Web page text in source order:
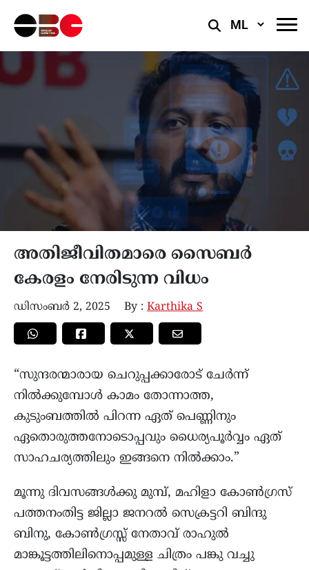
Select
അതിജീവിതമാരെ സൈബർ
കേരളം നേരിടുന്ന വിധം
ഡിസംബർ 2, 2025 By : Karthika S
“സുന്ദരന്മാരായ ചെറുപ്പക്കാരോട് ചേർന്ന്
നിൽക്കുമ്പോൾ കാമം തോന്നാത്ത,
കുടുംബത്തിൽ പിറന്ന ഏത് പെണ്ണിനും
ഏതൊരുത്തനോടൊപ്പവും ധൈര്യപൂർവ്വം ഏത്
സാഹചര്യത്തിലും ഇങ്ങനെ നിൽക്കാം.”
മൂന്നു ദിവസങ്ങൾക്കു മുമ്പ്, മഹിളാ കോൺഗ്രസ്‌
പത്തനംതിട്ട ജില്ലാ ജനറൽ സെക്രട്ടറി ബിന്ദു
ബിനു, കോൺഗ്രസ്സ് നേതാവ് രാഹുൽ
മാങ്കൂട്ടത്തിലിനൊപ്പമുള്ള ചിത്രം പങ്കു വച്ചു